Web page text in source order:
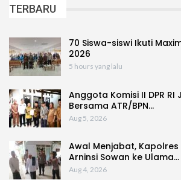
TERBARU
70 Siswa-siswi Ikuti
2026
5 hours yang lalu
Anggota Komisi II DPR RI
Bersama ATR/BPN…
Aug 5, 2026
Awal Menjabat, Kapolres
Arninsi Sowan ke Ulama…
Aug 4, 2026